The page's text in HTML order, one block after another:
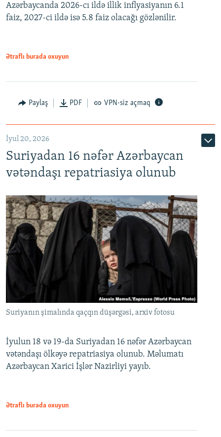
Auto
360p
480p
Azərbaycanda 2026-cı ildə illik inflyasiyanın 6.1
faiz, 2027-ci ildə isə 5.8 faiz olacağı gözlənilir.
Ətraflı burada oxuyun
Paylaş PDF VPN-siz açmaq
İyul 20, 2026
Suriyadan 16 nəfər Azərbaycan
vətəndaşı repatriasiya olunub
Suriyanın şimalında qaçqın düşərgəsi, arxiv fotosu
İyulun 18 və 19-da Suriyadan 16 nəfər Azərbaycan
vətəndaşı ölkəyə repatriasiya olunub. Məlumatı
Azərbaycan Xarici İşlər Nazirliyi yayıb.
Ətraflı burada oxuyun